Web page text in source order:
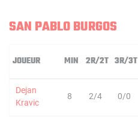
SAN PABLO BURGOS
JOUEUR MIN 2R/2T 3R/3T
Dejan
Kravic
8 2/4 0/0